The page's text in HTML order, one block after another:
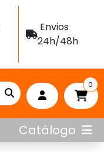
Envios
24h/48h
0
Catálogo